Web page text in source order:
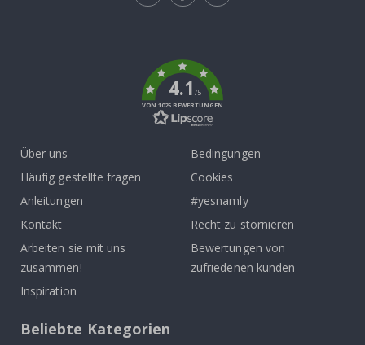
4.1/5
VON 1025 BEWERTUNGEN
Über uns
Häufig gestellte fragen
Anleitungen
Kontakt
Arbeiten sie mit uns
zusammen!
Inspiration
Bedingungen
Cookies
#yesnamly
Recht zu stornieren
Bewertungen von
zufriedenen kunden
Beliebte Kategorien